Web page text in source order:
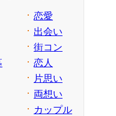
恋愛
出会い
街コン
恋人
片思い
両想い
カップル